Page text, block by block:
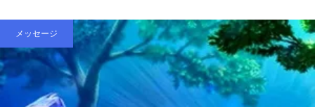
メッセージ